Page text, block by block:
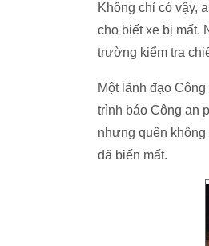
Không chỉ có vậy,
cho biết xe bị mất.
trường kiểm tra
Một lãnh đạo
trình báo Công an
nhưng quên không
đã biến mất.